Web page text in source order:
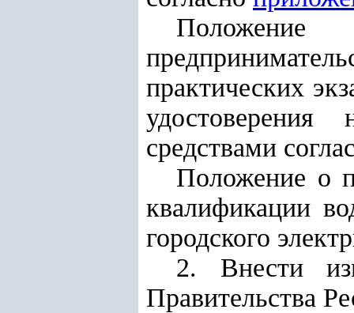
практических
удостоверения
средствами
Положение о
квалификации
городского
2. Внести
Правительства